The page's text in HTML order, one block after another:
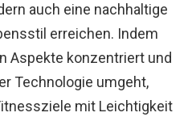
auch eine nachhaltige
erreichen. Indem
Aspekte konzentriert und
Technologie umgeht,
mit Leichtigkeit